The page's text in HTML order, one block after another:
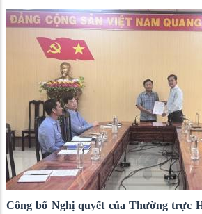
Công bố Nghị quyết của Thường trực